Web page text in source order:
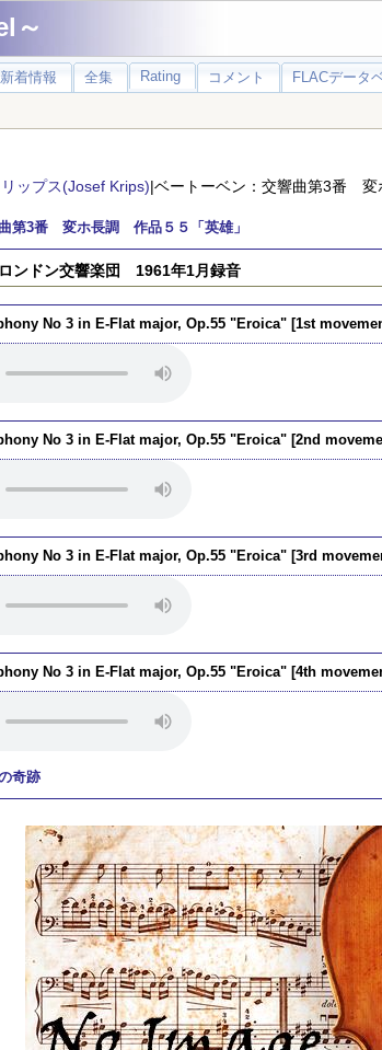
～
新着情報 全集 Rating コメント FLACデータ
ップス(Josef Krips)|ベートーベン：交響曲第3番 変
第3番 変ホ長調 作品５５「英雄」
ンドン交響楽団 1961年1月録音
No 3 in E-Flat major, Op.55 "Eroica" [1st
No 3 in E-Flat major, Op.55 "Eroica" [2nd
No 3 in E-Flat major, Op.55 "Eroica" [3rd
No 3 in E-Flat major, Op.55 "Eroica" [4th
奇跡